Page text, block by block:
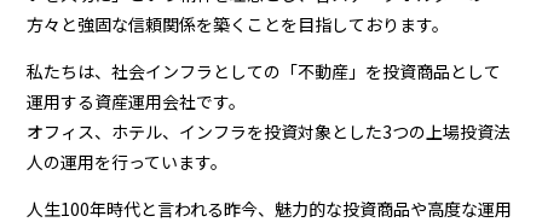
⽅々と強固な信頼関係を築くことを⽬指しております。
私たちは、社会インフラとしての「不動産」を投資商品として
運⽤する資産運⽤会社です。
オフィス、ホテル、インフラを投資対象とした3つの上場投資法
⼈の運⽤を⾏っています。
⼈⽣100年時代と⾔われる昨今、魅⼒的な投資商品や⾼度な運⽤